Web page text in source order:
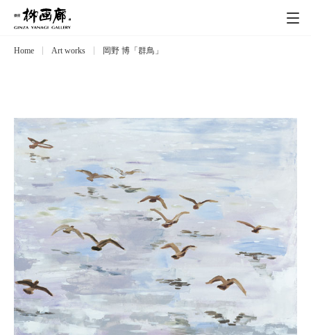
Exhibitions
Artists
Art works
Catalog カタログ
Schedule スケジュール
About 会社案内
Home Art works 岡野 博「群鳥」